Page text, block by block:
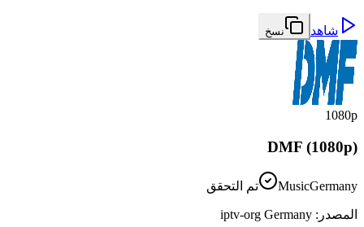
شاهد نسخ
1080p
DMF (1080p)
MusicGermany تم التحقق
المصدر :
iptv-org Germany